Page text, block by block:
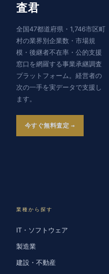
査君
全国47都道府県・1,746市区町
村の業界別企業数・市場規
模・後継者不在率・公的支援
窓口を網羅する事業承継調査
プラットフォーム。経営者の
次の一手を実データで支援し
ます。
今すぐ無料査定
業種から探す
IT・ソフトウェア
製造業
建設・不動産